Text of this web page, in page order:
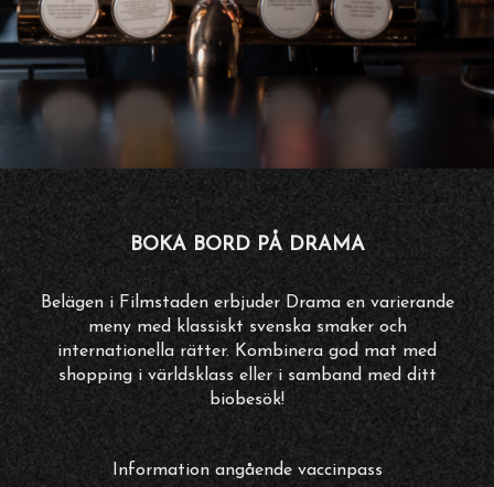
BOKA BORD PÅ DRAMA
Belägen i Filmstaden erbjuder Drama en varierande
meny med klassiskt svenska smaker och
internationella rätter. Kombinera god mat med
shopping i världsklass eller i samband med ditt
biobesök!
Information angående vaccinpass